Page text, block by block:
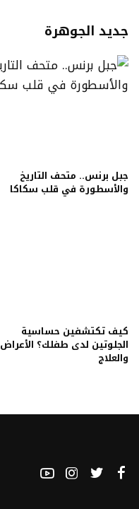
جديد الجوهرة
جبل برنس.. متحف التاريخ
والأسطورة في قلب سكاكا
كيف تكتشفين حساسية
الجلوتين لدى طفلك؟ الأعراض
والعلاج